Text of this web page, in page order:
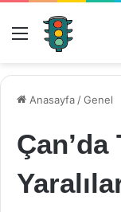
Menü
Anasayfa /Genel
Çan’da